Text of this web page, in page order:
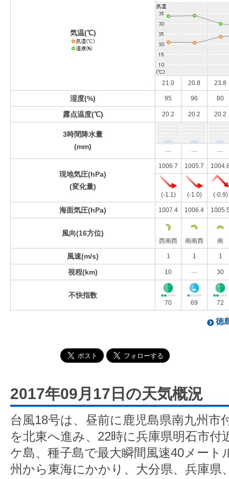
気温(℃)
21.0 20.8 23.8
湿度(%) 95 96 80
露点温度(℃) 20.2 20.2 20.2
3時間降水量
(mm)
--- --- ---
現地気圧(hPa)
(変化量)
1006.7 1005.7
(-1.1) (-1.0) (-0.9)
海面気圧(hPa) 1007.4 1006.4
風向(16方位)
西南西 南南西 南
風速(m/s) 1 1 1
視程(km) 10 --- 30
不快指数
70 69 72
徳
2017年09月17日の天気概況
台風18号は、昼前に鹿児島県南九州市
を北東へ進み、22時に兵庫県明石市付
ケ島、種子島で最大瞬間風速40メート
州から東海にかかり、大分県、兵庫県